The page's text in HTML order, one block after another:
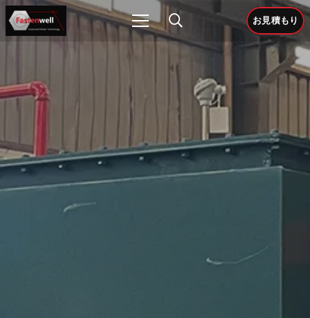
お見積もり